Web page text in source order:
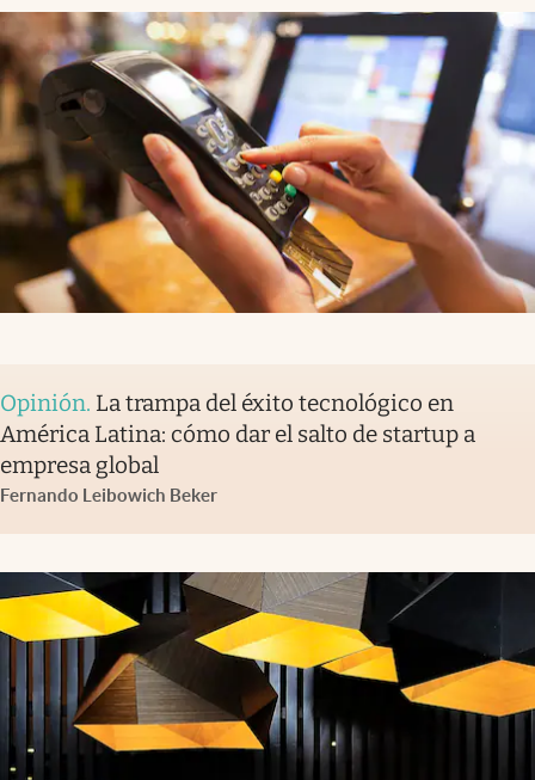
Opinión. La trampa del éxito tecnológico en
América Latina: cómo dar el salto de startup a
empresa global
Fernando Leibowich Beker